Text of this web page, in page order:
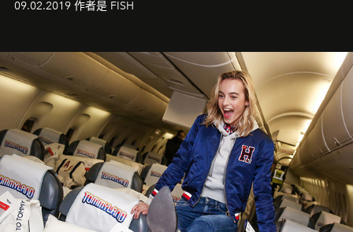
09.02.2019 作者是 FISH